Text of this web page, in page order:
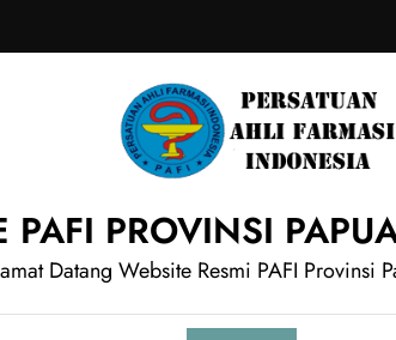
PAFI PROVINSI
Datang Website Resmi PAFI Provinsi